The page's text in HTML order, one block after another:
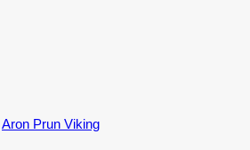
Aron Prun Viking